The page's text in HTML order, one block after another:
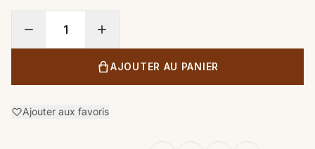
AJOUTER AU PANIER
Ajouter aux favoris